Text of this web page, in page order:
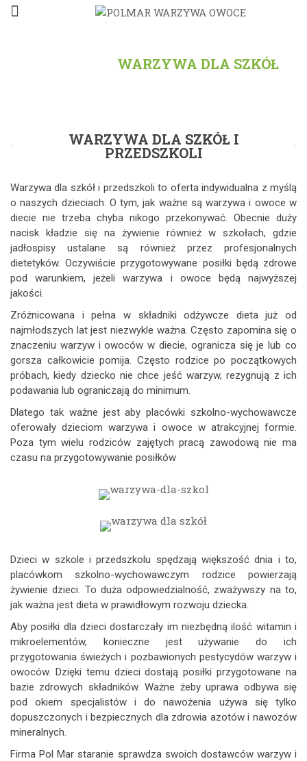
WARZYWA DLA SZKÓŁ
WARZYWA DLA SZKÓŁ I
PRZEDSZKOLI
Warzywa dla szkół i przedszkoli to oferta indywidualna z myślą
o naszych dzieciach. O tym, jak ważne są warzywa i owoce w
diecie nie trzeba chyba nikogo przekonywać. Obecnie duży
nacisk kładzie się na żywienie również w szkołach, gdzie
jadłospisy ustalane są również przez profesjonalnych
dietetyków. Oczywiście przygotowywane posiłki będą zdrowe
pod warunkiem, jeżeli warzywa i owoce będą najwyższej
jakości.
Zróżnicowana i pełna w składniki odżywcze dieta już od
najmłodszych lat jest niezwykle ważna. Często zapomina się o
znaczeniu warzyw i owoców w diecie, ogranicza się je lub co
gorsza całkowicie pomija. Często rodzice po początkowych
próbach, kiedy dziecko nie chce jeść warzyw, rezygnują z ich
podawania lub ograniczają do minimum.
Dlatego tak ważne jest aby placówki szkolno-wychowawcze
oferowały dzieciom warzywa i owoce w atrakcyjnej formie.
Poza tym wielu rodziców zajętych pracą zawodową nie ma
czasu na przygotowywanie posiłków
Dzieci w szkole i przedszkolu spędzają większość dnia i to,
placówkom szkolno-wychowawczym rodzice powierzają
żywienie dzieci. To duża odpowiedzialność, zważywszy na to,
jak ważna jest dieta w prawidłowym rozwoju dziecka.
Aby posiłki dla dzieci dostarczały im niezbędną ilość witamin i
mikroelementów, konieczne jest używanie do ich
przygotowania świeżych i pozbawionych pestycydów warzyw i
owoców. Dzięki temu dzieci dostają posiłki przygotowane na
bazie zdrowych składników. Ważne żeby uprawa odbywa się
pod okiem specjalistów i do nawożenia używa się tylko
dopuszczonych i bezpiecznych dla zdrowia azotów i nawozów
mineralnych.
Firma Pol Mar staranie sprawdza swoich dostawców warzyw i